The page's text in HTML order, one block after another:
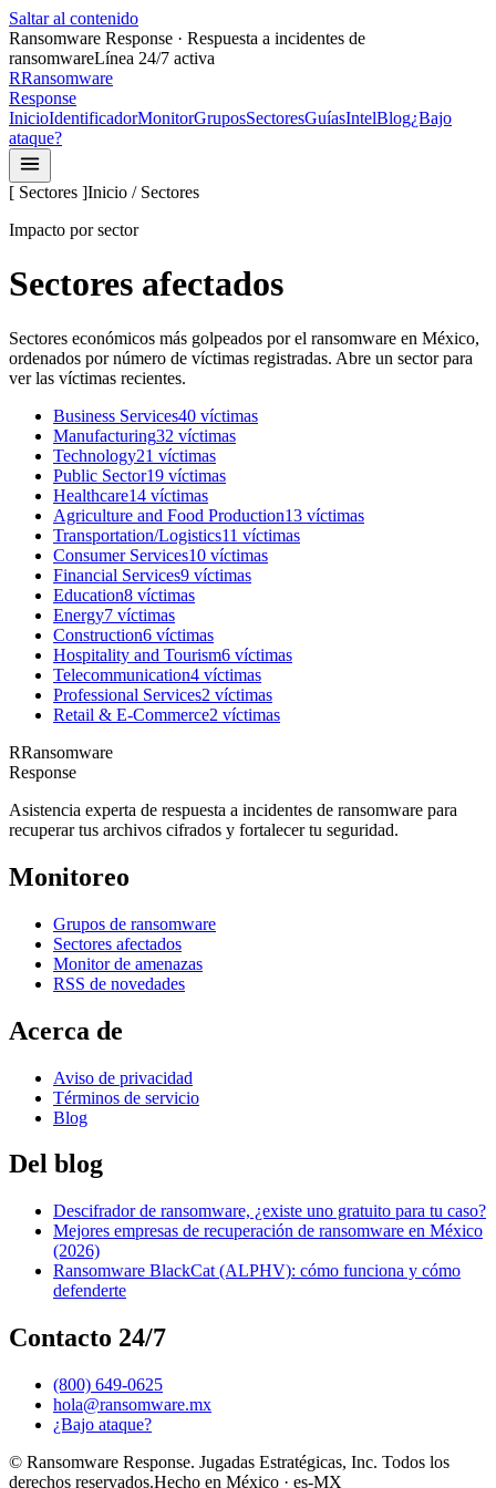
Saltar al contenido
Ransomware Response · Respuesta a incidentes de
ransomwareLínea 24/7 activa
RRansomware
Response
InicioIdentificadorMonitorGruposSectoresGuíasIntelBlog¿Bajo
ataque?
[ Sectores ]Inicio / Sectores
Impacto por sector
Sectores afectados
Sectores económicos más golpeados por el ransomware en México,
ordenados por número de víctimas registradas. Abre un sector para
ver las víctimas recientes.
Business Services40 víctimas
Manufacturing32 víctimas
Technology21 víctimas
Public Sector19 víctimas
Healthcare14 víctimas
Agriculture and Food Production13 víctimas
Transportation/Logistics11 víctimas
Consumer Services10 víctimas
Financial Services9 víctimas
Education8 víctimas
Energy7 víctimas
Construction6 víctimas
Hospitality and Tourism6 víctimas
Telecommunication4 víctimas
Professional Services2 víctimas
Retail & E-Commerce2 víctimas
RRansomware
Response
Asistencia experta de respuesta a incidentes de ransomware para
recuperar tus archivos cifrados y fortalecer tu seguridad.
Monitoreo
Grupos de ransomware
Sectores afectados
Monitor de amenazas
RSS de novedades
Acerca de
Aviso de privacidad
Términos de servicio
Blog
Del blog
Descifrador de ransomware, ¿existe uno gratuito para tu caso?
Mejores empresas de recuperación de ransomware en México
(2026)
Ransomware BlackCat (ALPHV): cómo funciona y cómo
defenderte
Contacto 24/7
(800) 649-0625
hola@ransomware.mx
¿Bajo ataque?
© Ransomware Response. Jugadas Estratégicas, Inc. Todos los
derechos reservados.Hecho en México · es-MX